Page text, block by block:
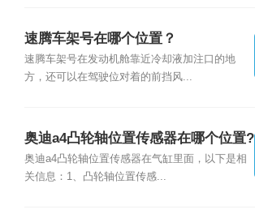
速腾车架号在哪个位置？
速腾车架号在发动机舱靠近冷却液加注口的地
方，还可以在驾驶位对着的前挡风...
奥迪a4凸轮轴位置传感器在哪个位置?
奥迪a4凸轮轴位置传感器在气缸里面，以下是相
关信息：1、凸轮轴位置传感...